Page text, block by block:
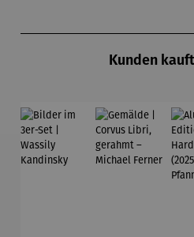
Kunden